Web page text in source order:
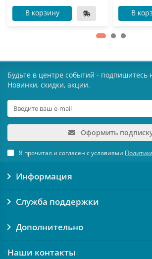
В корзину В
Будьте в центре событий - подпишитесь
Новинки, скидки, акции.
Оформить
Я прочитал и согласен с условиями
Информация
Служба поддержки
Дополнительно
Наши контакты